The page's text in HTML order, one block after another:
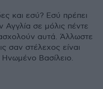
και εσύ? Εσύ πρέπει
Αγγλία σε μόλις πέντε
αυτά. Άλλωστε
σαν στέλεχος είναι
Ηνωμένο Βασίλειο.